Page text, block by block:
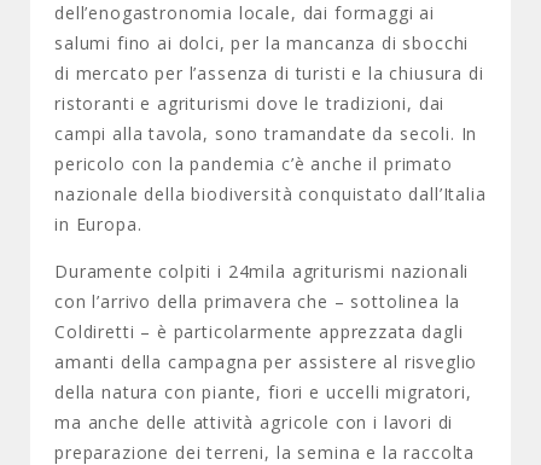
dell’enogastronomia locale, dai formaggi ai
salumi fino ai dolci, per la mancanza di sbocchi
di mercato per l’assenza di turisti e la chiusura di
ristoranti e agriturismi dove le tradizioni, dai
campi alla tavola, sono tramandate da secoli. In
pericolo con la pandemia c’è anche il primato
nazionale della biodiversità conquistato dall’Italia
in Europa.
Duramente colpiti i 24mila agriturismi nazionali
con l’arrivo della primavera che – sottolinea la
Coldiretti – è particolarmente apprezzata dagli
amanti della campagna per assistere al risveglio
della natura con piante, fiori e uccelli migratori,
ma anche delle attività agricole con i lavori di
preparazione dei terreni, la semina e la raccolta